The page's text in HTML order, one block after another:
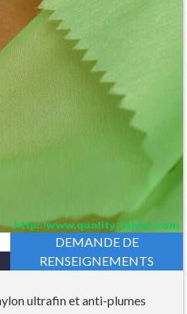
DEMANDE DE
RENSEIGNEMENTS
ultrafin et anti-plumes